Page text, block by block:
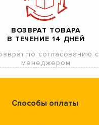
ВОЗВРАТ ТОВАРА
В ТЕЧЕНИЕ 14 ДНЕЙ
по согласованию с
менеджером
Способы оплаты